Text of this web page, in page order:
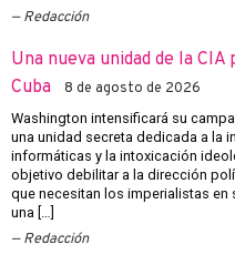
Redacción
Una nueva unidad de la
Cuba
8 de agosto de 2026
Washington intensificará su
una unidad secreta dedicada a la
informáticas y la intoxicación
objetivo debilitar a la dirección
que necesitan los imperialistas en
una […]
Redacción